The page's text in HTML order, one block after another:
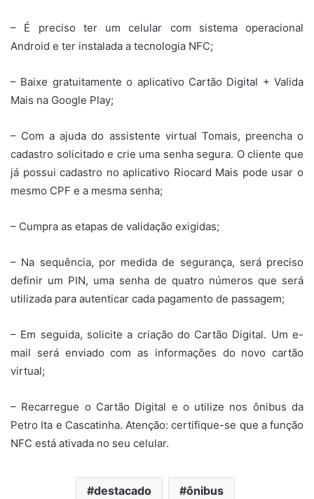
– É preciso ter um celular com sistema operacional
Android e ter instalada a tecnologia NFC;
– Baixe gratuitamente o aplicativo Cartão Digital + Valida
Mais na Google Play;
– Com a ajuda do assistente virtual Tomais, preencha o
cadastro solicitado e crie uma senha segura. O cliente que
já possui cadastro no aplicativo Riocard Mais pode usar o
mesmo CPF e a mesma senha;
– Cumpra as etapas de validação exigidas;
– Na sequência, por medida de segurança, será preciso
definir um PIN, uma senha de quatro números que será
utilizada para autenticar cada pagamento de passagem;
– Em seguida, solicite a criação do Cartão Digital. Um e-
mail será enviado com as informações do novo cartão
virtual;
– Recarregue o Cartão Digital e o utilize nos ônibus da
Petro Ita e Cascatinha. Atenção: certifique-se que a função
NFC está ativada no seu celular.
destacado ônibus